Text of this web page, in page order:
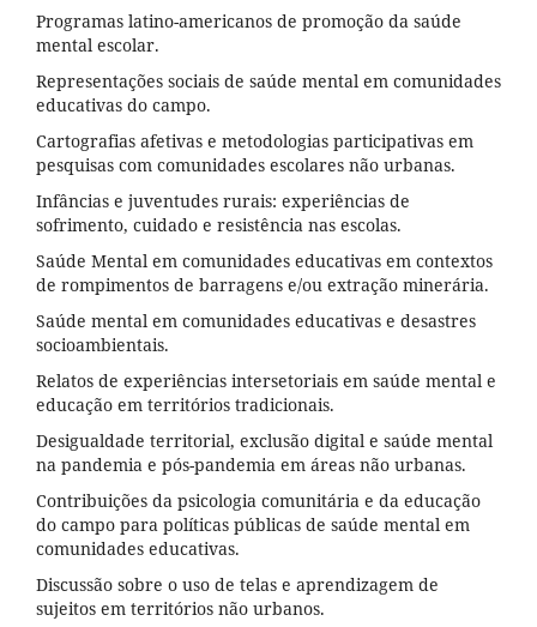
Programas latino-americanos de promoção da saúde
mental escolar.
Representações sociais de saúde mental em comunidades
educativas do campo.
Cartografias afetivas e metodologias participativas em
pesquisas com comunidades escolares não urbanas.
Infâncias e juventudes rurais: experiências de
sofrimento, cuidado e resistência nas escolas.
Saúde Mental em comunidades educativas em contextos
de rompimentos de barragens e/ou extração minerária.
Saúde mental em comunidades educativas e desastres
socioambientais.
Relatos de experiências intersetoriais em saúde mental e
educação em territórios tradicionais.
Desigualdade territorial, exclusão digital e saúde mental
na pandemia e pós-pandemia em áreas não urbanas.
Contribuições da psicologia comunitária e da educação
do campo para políticas públicas de saúde mental em
comunidades educativas.
Discussão sobre o uso de telas e aprendizagem de
sujeitos em territórios não urbanos.